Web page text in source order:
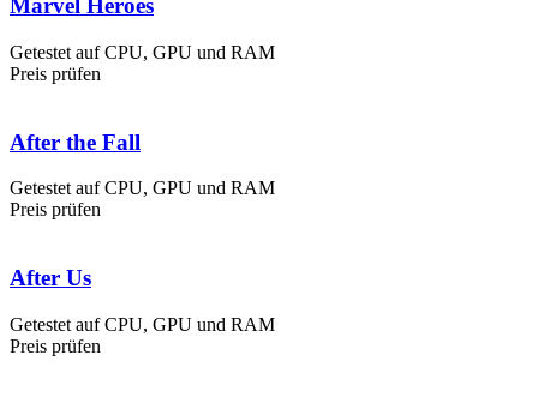
Marvel Heroes
Getestet auf CPU, GPU und RAM
Preis prüfen
After the Fall
Getestet auf CPU, GPU und RAM
Preis prüfen
After Us
Getestet auf CPU, GPU und RAM
Preis prüfen